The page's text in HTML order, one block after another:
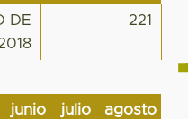
DE
221
junio
julio
agosto